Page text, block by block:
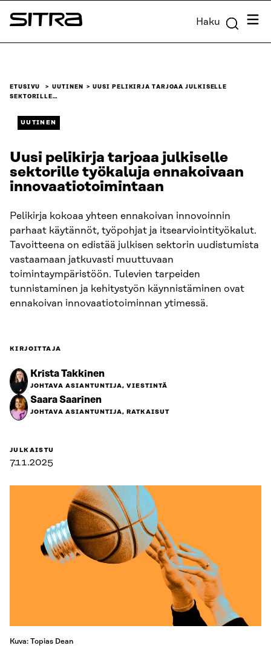
Siirry
suoraan
Sitra Haku
ETUSIVU UUTINEN
UUSI PELIKIRJA TARJOAA JULKISELLE
SEKTORILLE…
UUTINEN
Uusi pelikirja tarjoaa julkiselle
sektorille työkaluja ennakoivaan
innovaatiotoimintaan
Pelikirja kokoaa yhteen ennakoivan innovoinnin
parhaat käytännöt, työpohjat ja itsearviointityökalut.
Tavoitteena on edistää julkisen sektorin uudistumista
vastaamaan jatkuvasti muuttuvaan
toimintaympäristöön. Tulevien tarpeiden
tunnistaminen ja kehitystyön käynnistäminen ovat
ennakoivan innovaatiotoiminnan ytimessä.
KIRJOITTAJA
Krista Takkinen
JOHTAVA ASIANTUNTIJA, VIESTINTÄ
Saara Saarinen
JOHTAVA ASIANTUNTIJA, RATKAISUT
JULKAISTU
7.11.2025
Kuva: Topias Dean